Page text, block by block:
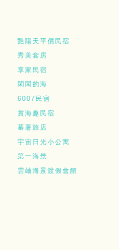
艷陽天平價民宿
秀美套房
享家民宿
閑閑的海
6007民宿
賞海趣民宿
蕃薯旅店
宇宙日光小公寓
第一海景
雲岫海景渡假會館